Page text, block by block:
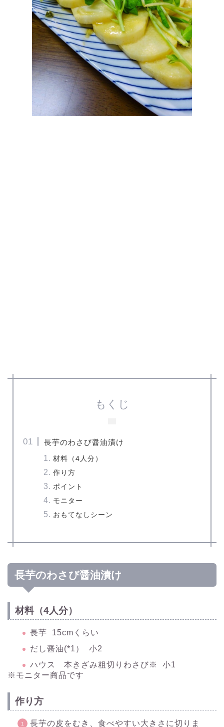
もくじ
長芋のわさび醤油漬け
材料（4人分）
作り方
ポイント
モニター
おもてなしシーン
長芋のわさび醤油漬け
材料（4人分）
長芋 15cmくらい
だし醤油(*1） 小2
ハウス 本きざみ粗切りわさび※ 小1
※モニター商品です
作り方
長芋の皮をむき、食べやすい大きさに切りま